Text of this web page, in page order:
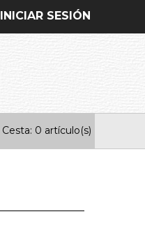
INICIAR SESIÓN
Cesta: 0 artículo(s)